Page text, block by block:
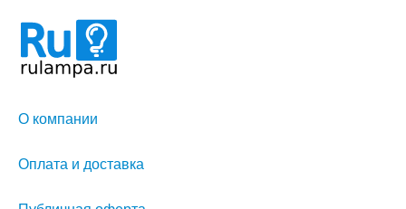
О компании
Оплата и доставка